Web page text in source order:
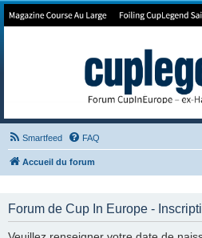
Forum de Cup In Europe
Smartfeed FAQ
Accueil du forum
Forum de Cup In Europe -